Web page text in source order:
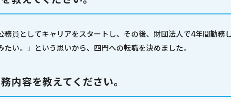
務員としてキャリアをスタートし、その後、財団法人で4年間勤
たい。」という思いから、四門への転職を決めました。
内容を教えてください。